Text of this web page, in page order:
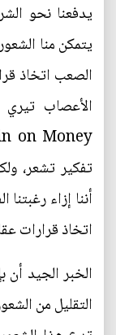
يدفعنا نحو
يتمكن منا
الصعب اتخاذ
تفكير تشعر،
أننا إزاء
اتخاذ قرارات
الخبر الجيد أن
التقليل من